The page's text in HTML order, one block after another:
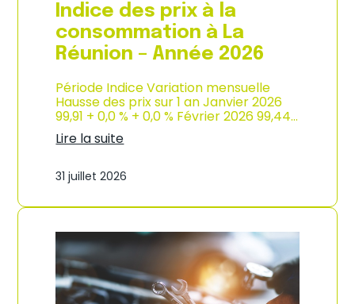
2
0
2
6
Indice des prix à la
consommation à La
Réunion – Année 2026
Période Indice Variation mensuelle
Hausse des prix sur 1 an Janvier 2026
99,91 + 0,0 % + 0,0 % Février 2026 99,44…
Lire la suite
n
i
e
e
s
p
31 juillet 2026